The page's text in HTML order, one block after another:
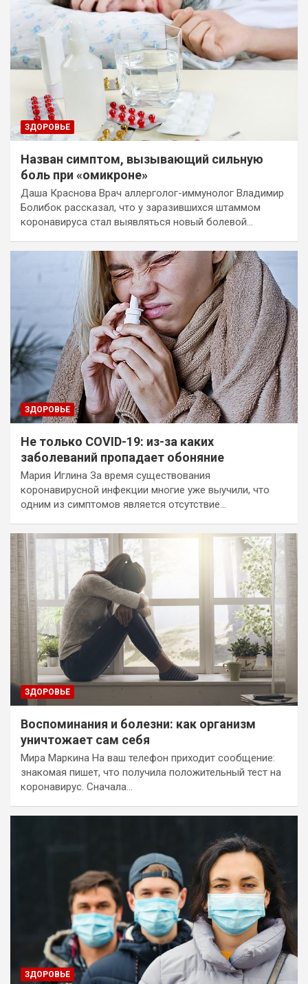
ЗДОРОВЬЕ
Назван симптом, вызывающий сильную
боль при «омикроне»
Даша Краснова Врач аллерголог-иммунолог Владимир
Болибок рассказал, что у заразившихся штаммом
коронавируса стал выявляться новый болевой…
ЗДОРОВЬЕ
Не только COVID-19: из-за каких
заболеваний пропадает обоняние
Мария Иглина За время существования
коронавирусной инфекции многие уже выучили, что
одним из симптомов является отсутствие…
ЗДОРОВЬЕ
Воспоминания и болезни: как организм
уничтожает сам себя
Мира Маркина На ваш телефон приходит сообщение:
знакомая пишет, что получила положительный тест на
коронавирус. Сначала…
ЗДОРОВЬЕ